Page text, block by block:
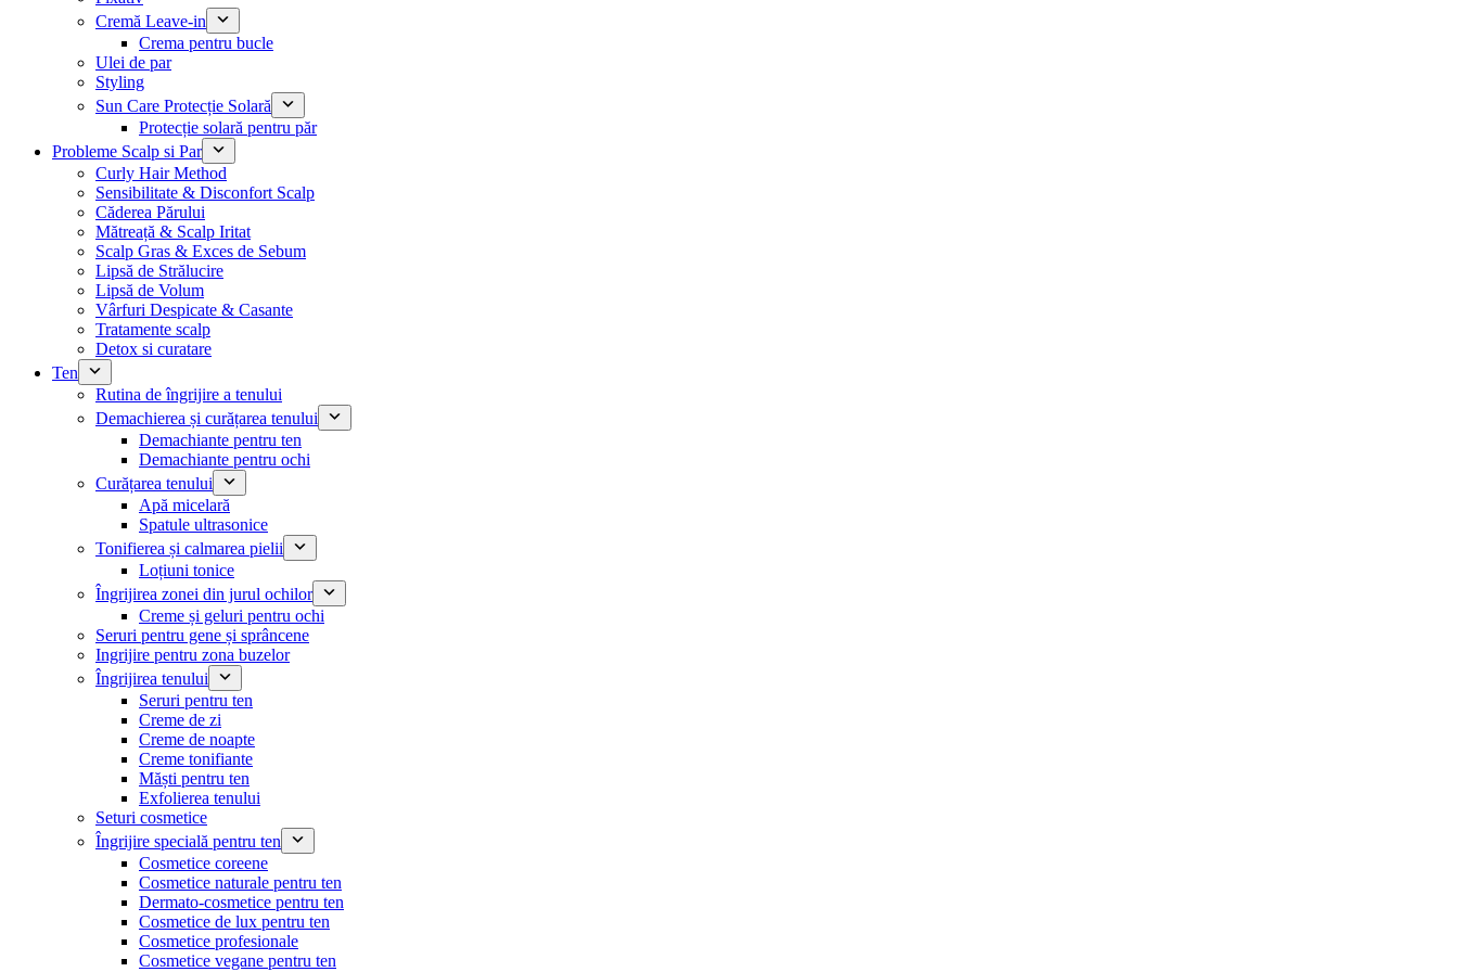
Cremă Leave-in
Crema pentru bucle
Ulei de par
Styling
Sun Care Protecție Solară
Protecție solară pentru păr
Probleme Scalp si Par
Curly Hair Method
Sensibilitate & Disconfort Scalp
Căderea Părului
Mătreață & Scalp Iritat
Scalp Gras & Exces de Sebum
Lipsă de Strălucire
Lipsă de Volum
Vârfuri Despicate & Casante
Tratamente scalp
Detox si curatare
Ten
Rutina de îngrijire a tenului
Demachierea și curățarea tenului
Demachiante pentru ten
Demachiante pentru ochi
Curățarea tenului
Apă micelară
Spatule ultrasonice
Tonifierea și calmarea pielii
Loțiuni tonice
Îngrijirea zonei din jurul ochilor
Creme și geluri pentru ochi
Seruri pentru gene și sprâncene
Ingrijire pentru zona buzelor
Îngrijirea tenului
Seruri pentru ten
Creme de zi
Creme de noapte
Creme tonifiante
Măști pentru ten
Exfolierea tenului
Seturi cosmetice
Îngrijire specială pentru ten
Cosmetice coreene
Cosmetice naturale pentru ten
Dermato-cosmetice pentru ten
Cosmetice de lux pentru ten
Cosmetice profesionale
Cosmetice vegane pentru ten